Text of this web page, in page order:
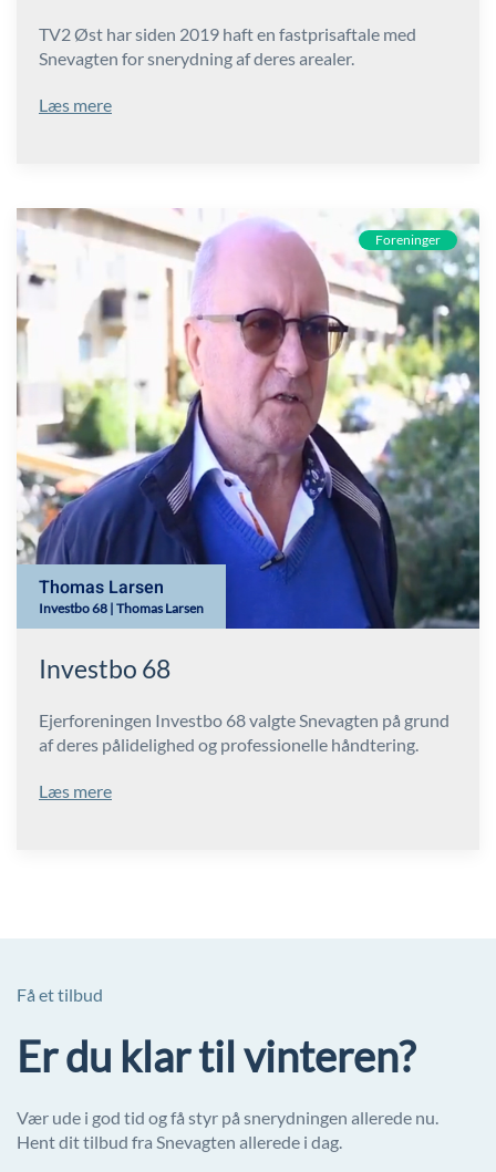
TV2 Øst har siden 2019 haft en fastprisaftale med
Snevagten for snerydning af deres arealer.
Læs mere
Foreninger
Thomas Larsen
Investbo 68 | Thomas Larsen
Investbo 68
Ejerforeningen Investbo 68 valgte Snevagten på grund
af deres pålidelighed og professionelle håndtering.
Læs mere
Få et tilbud
Er du klar til vinteren?
Vær ude i god tid og få styr på snerydningen allerede nu.
Hent dit tilbud fra Snevagten allerede i dag.